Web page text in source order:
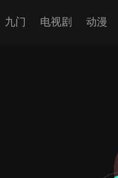
九门 电视剧 动漫